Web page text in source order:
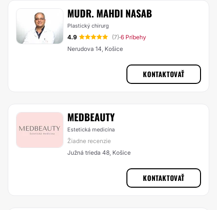
MUDR. MAHDI NASAB
Plastický chirurg
4.9 (7)·6 Príbehy
Nerudova 14, Košice
KONTAKTOVAŤ
MEDBEAUTY
Estetická medicína
Žiadne recenzie
Južná trieda 48, Košice
KONTAKTOVAŤ